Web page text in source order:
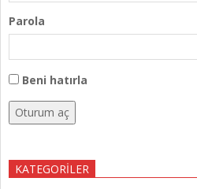
Parola
Beni hatırla
Oturum aç
KATEGORILER